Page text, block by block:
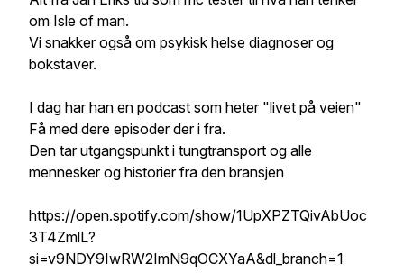
om Isle of man.
Vi snakker også om psykisk helse diagnoser og
bokstaver.
I dag har han en podcast som heter "livet på veien"
Få med dere episoder der i fra.
Den tar utgangspunkt i tungtransport og alle
mennesker og historier fra den bransjen
https://open.spotify.com/show/1UpXPZTQivAbUoc
3T4ZmlL?
si=v9NDY9IwRW2ImN9qOCXYaA&dl_branch=1